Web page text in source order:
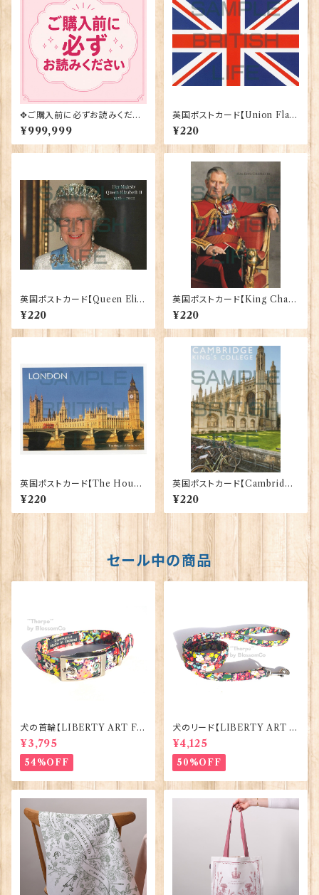
✥ご購入前に必ずお読みくださ
い✥
¥999,999
英国ポストカード【Union Fla
g】Jadges 90339-02
¥220
英国ポストカード【Queen Eliz
abeth Ⅱ】Jadges 90339-03
¥220
英国ポストカード【King Charl
es Ⅲ】Jadges 90339-01
¥220
英国ポストカード【The House
of Parliament - London】Ja
dges 90339-05
¥220
英国ポストカード【Cambridg
e】Jadges 90339-06
¥220
セール中の商品
犬の首輪【LIBERTY ART FA
BRIC=Thorpe】BlossomCo
90295
¥3,795
54%OFF
犬のリード【LIBERTY ART F
ABRIC=Thorpe】BlossomC
o 90294
¥4,125
50%OFF